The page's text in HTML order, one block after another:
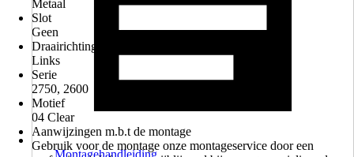
Metaal
Slot
Geen
Draairichting
Links
Serie
2750, 2600
Motief
04 Clear
Aanwijzingen m.b.t de montage
Gebruik voor de montage onze montageservice door een
Montagehandleiding